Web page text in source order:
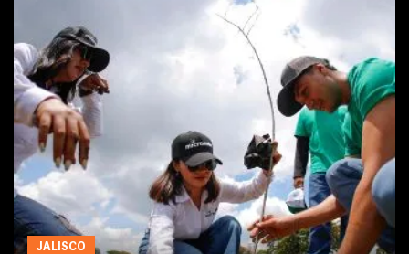
JALISCO